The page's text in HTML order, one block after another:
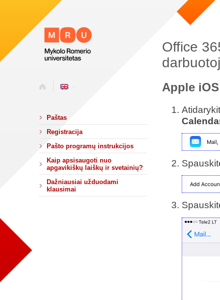
Paštas
Registracija
Pašto programų instrukcijos
Kaip apsisaugoti nuo
apgavikiškų laiškų ir svetainių?
Dažniausiai užduodami
klausimai
Office
Apple